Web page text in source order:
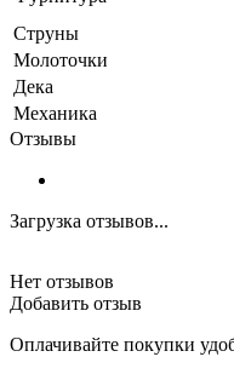
Струны
Молоточки
Дека
Механика
Отзывы
Загрузка отзывов...
Нет отзывов
Добавить отзыв
Оплачивайте покупки